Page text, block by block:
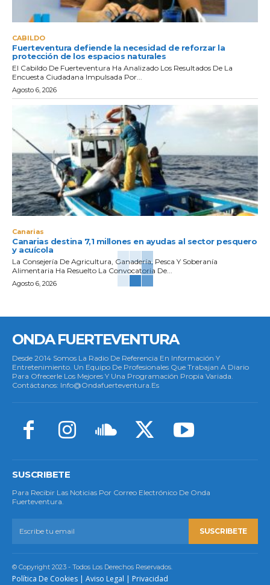
CABILDO
Fuerteventura defiende la necesidad de reforzar la
protección de los espacios naturales
El Cabildo De Fuerteventura Ha Analizado Los Resultados De La
Encuesta Ciudadana Impulsada Por...
Agosto 6, 2026
Canarias
Canarias destina 7,1 millones en ayudas al sector pesquero
y acuícola
La Consejería De Agricultura, Ganadería, Pesca Y Soberanía
Alimentaria Ha Resuelto La Convocatoria De...
Agosto 6, 2026
ONDA FUERTEVENTURA
Desde 2014 Somos La Radio De Referencia En Información Y
Entretenimiento. Un Equipo De Profesionales Que Trabajan A Diario
Para Ofrecerle Los Mejores Y Una Programación Propia Variada.
Contáctanos: Info@ondafuerteventura.es
SUSCRIBETE
Para Recibir Las Noticias Por Correo Electrónico De Onda
Fuerteventura.
SUSCRIBETE
© Copyright 2023 - Todos Los Derechos Reservados.
Política De Cookies | Aviso Legal | Privacidad